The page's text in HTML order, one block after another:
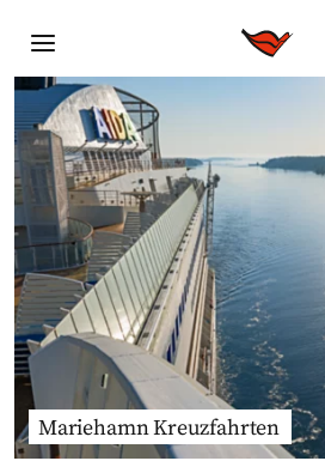
Mariehamn Kreuzfahrten